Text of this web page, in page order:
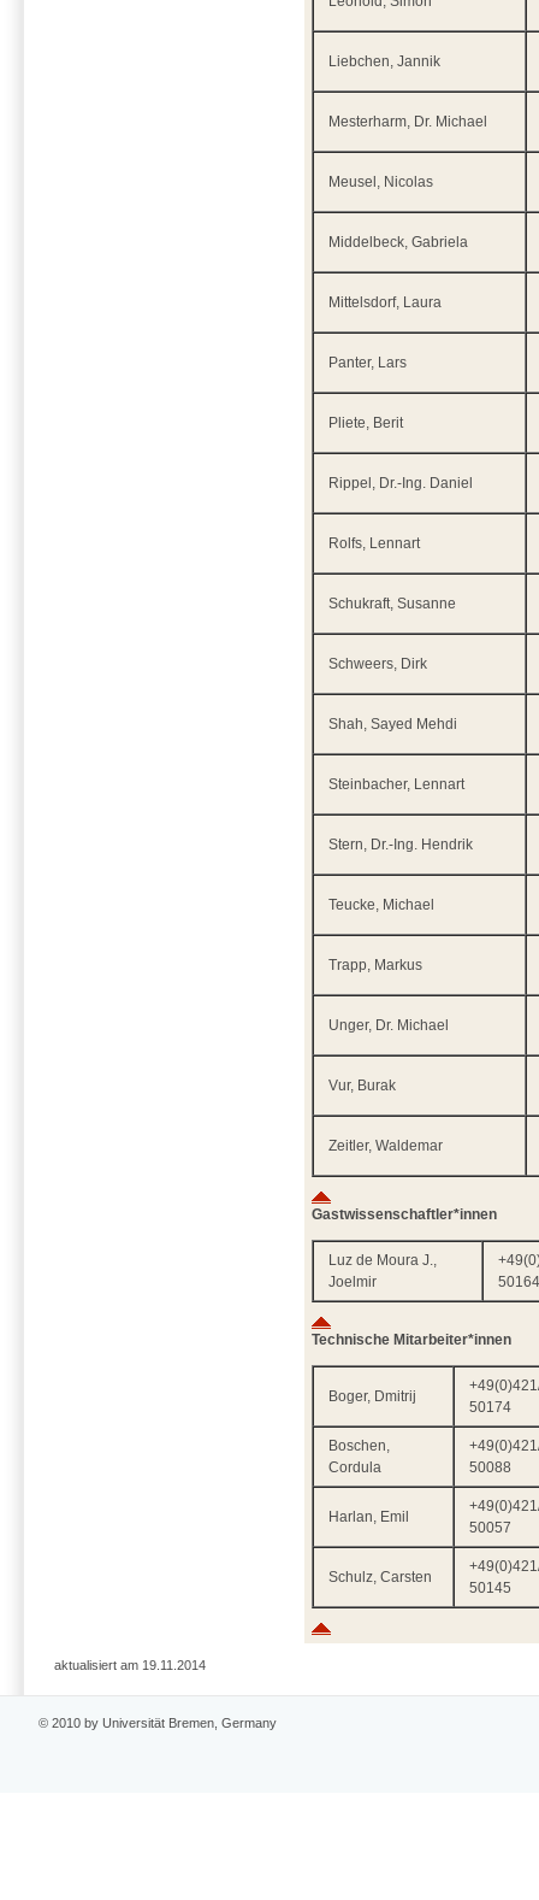
Liebchen, Jannik
Mesterharm, Dr. Michael
Meusel, Nicolas
Middelbeck, Gabriela
Mittelsdorf, Laura
Panter, Lars
Pliete, Berit
Rippel, Dr.-Ing. Daniel
Rolfs, Lennart
Schukraft, Susanne
Schweers, Dirk
Shah, Sayed Mehdi
Steinbacher, Lennart
Stern, Dr.-Ing. Hendrik
Teucke, Michael
Trapp, Markus
Unger, Dr. Michael
Vur, Burak
Zeitler, Waldemar
Gastwissenschaftler*innen
Luz de Moura J.,
Joelmir
Technische Mitarbeiter*innen
Boger, Dmitrij
50174
Boschen,
Cordula
50088
Harlan, Emil
50057
Schulz, Carsten
50145
aktualisiert am 19.11.2014
© 2010 by Universität Bremen, Germany